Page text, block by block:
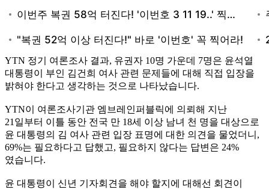
YTN 정기 여론조사 결과, 유권자 10명 가운데 7명은 윤석열
대통령이 부인 김건희 여사 관련 문제들에 대해 직접 입장을
밝혀야 한다고 생각하는 것으로 나타났습니다.
YTN이 여론조사기관 엠브레인퍼블릭에 의뢰해 지난
21일부터 이틀 동안 전국 만 18세 이상 남녀 천 명을 대상으로
윤 대통령의 김 여사 관련 입장 표명에 대한 의견을 물었더니,
69%는 필요하다고 답했고, 필요하지 않다는 답변은 24%
였습니다.
윤 대통령이 신년 기자회견을 해야 할지에 대해선 회견이